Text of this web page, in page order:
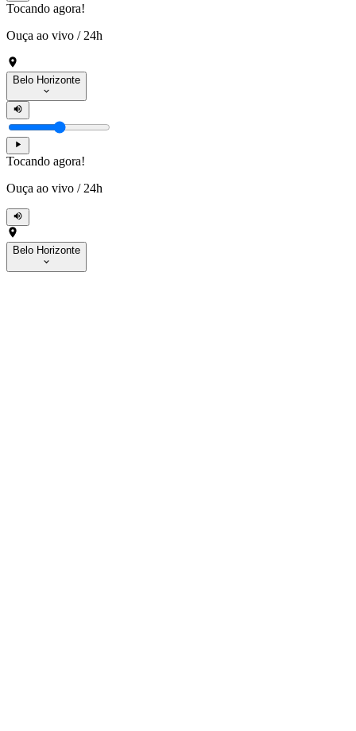
Tocando agora!
Ouça ao vivo / 24h
Belo Horizonte
Tocando agora!
Ouça ao vivo / 24h
Belo Horizonte